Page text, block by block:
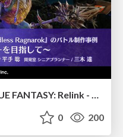
【CEDEC2026】『GRANBLUE FANTASY: Relink - Endless Ragnarok』のバトル制作事例 ～最高のキャラゲーを目指して～
0 200